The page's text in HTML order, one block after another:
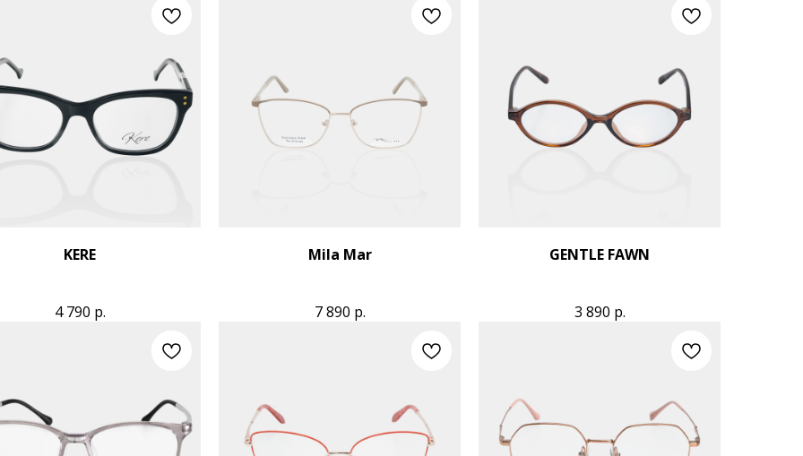
KERE
4 790 р.
Mila Mar
7 890 р.
GENTLE FAWN
3 890 р.